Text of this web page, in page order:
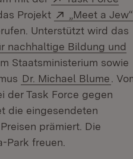
Projekt Extern:
„Meet a Jew“
Fenster)
Unterstützt wird das
nachhaltige Bildung und
Staatsministerium sowie
Dr. Michael Blume
.
der Task Force gegen
die eingesendeten
prämiert. Die
Park freuen.